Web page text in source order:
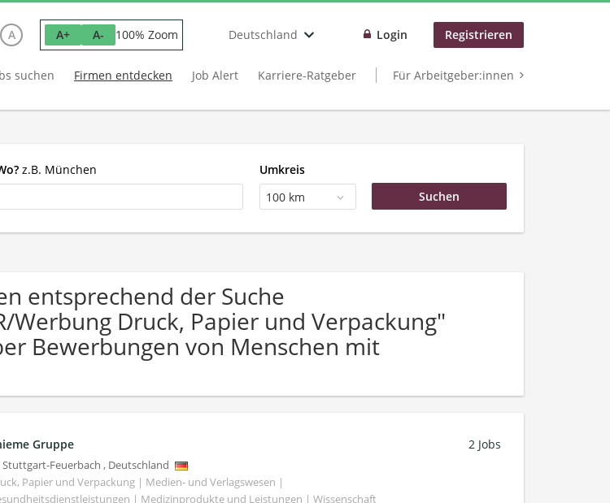
A A+ A- 100% Zoom Deutschland Login Registrieren
suchen Firmen entdecken Job Alert Karriere-Ratgeber Für Arbeitgeber:innen
z.B. München
Umkreis
100 km
entsprechend der Suche
Werbung Druck, Papier und Verpackung"
Bewerbungen von Menschen mit
Gruppe
Stuttgart-Feuerbach , Deutschland
Papier und Verpackung | Medien- und Verlagswesen |
| Medizinprodukte und Leistungen | Wissenschaft
2 Jobs